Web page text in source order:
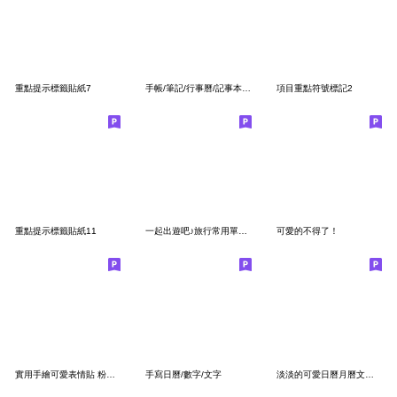
重點提示標籤貼紙7 項目重點符號標記2
重點提示標籤貼紙11 一起出遊吧♪旅行常用單詞 文字表情貼 可愛的不得了！
手寫日曆/數字/文字 淡淡的可愛日曆月曆文字貼